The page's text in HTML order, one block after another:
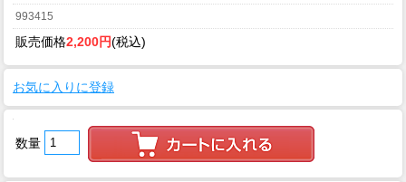
993415
販売価格2,200円(税込)
お気に入りに登録
数量